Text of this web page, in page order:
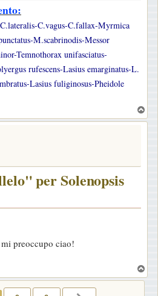
C.vagus-C.fallax-Myrmica
M.scabrinodis-Messor
Temnothorax unifasciatus-
rufescens-Lasius emarginatus-L.
Lasius fuliginosus-Pheidole
o
per Solenopsis
preoccupo ciao!
o